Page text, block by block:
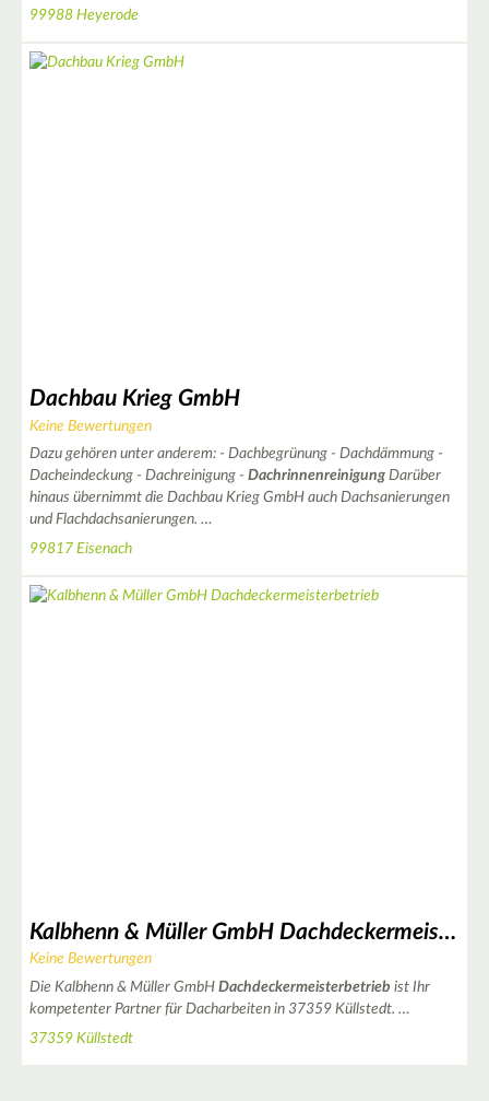
99988 Heyerode
Dachbau Krieg GmbH
Keine Bewertungen
Dazu gehören unter anderem: - Dachbegrünung - Dachdämmung -
Dacheindeckung - Dachreinigung - Dachrinnenreinigung Darüber
hinaus übernimmt die Dachbau Krieg GmbH auch Dachsanierungen
und Flachdachsanierungen. …
99817 Eisenach
Kalbhenn & Müller GmbH Dachdeckermeisterbetrieb
Keine Bewertungen
Die Kalbhenn & Müller GmbH Dachdeckermeisterbetrieb ist Ihr
kompetenter Partner für Dacharbeiten in 37359 Küllstedt. …
37359 Küllstedt